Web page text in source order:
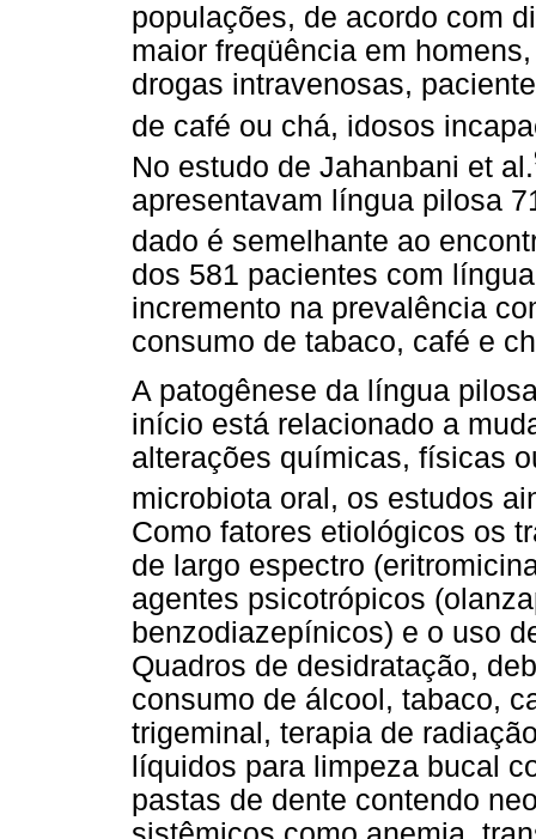
populações, de acordo com
maior freqüência em
drogas intravenosas,
de café ou chá, idosos
No estudo de Jahanbani et al.
apresentavam língua pilosa
dado é semelhante ao
dos 581 pacientes com
incremento na prevalência
consumo de tabaco, café e
A patogênese da língua
início está relacionado a
alterações químicas, físicas
microbiota oral, os estudos
Como fatores etiológicos os
de largo espectro
agentes psicotrópicos
benzodiazepínicos) e o uso
Quadros de desidratação,
consumo de álcool, tabaco,
trigeminal, terapia de
líquidos para limpeza bucal
pastas de dente contendo